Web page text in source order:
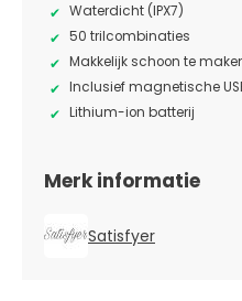
Waterdicht (IPX7)
50 trilcombinaties
Makkelijk schoon te
Inclusief magnetische
Lithium-ion batterij
Merk informatie
Satisfyer